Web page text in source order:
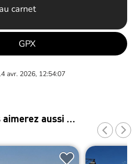
carnet
GPX
avr. 2026, 12:54:07
aimerez aussi …